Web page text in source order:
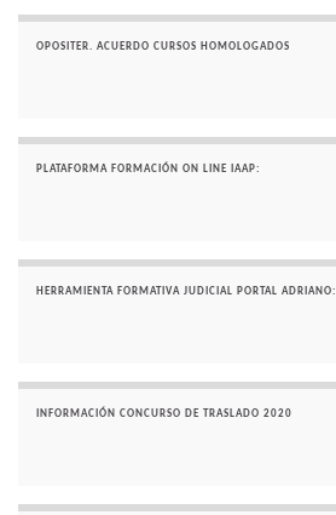
OPOSITER. ACUERDO CURSOS HOMOLOGADOS
PLATAFORMA FORMACIÓN ON LINE IAAP:
HERRAMIENTA FORMATIVA JUDICIAL PORTAL ADRIANO:
INFORMACIÓN CONCURSO DE TRASLADO 2020